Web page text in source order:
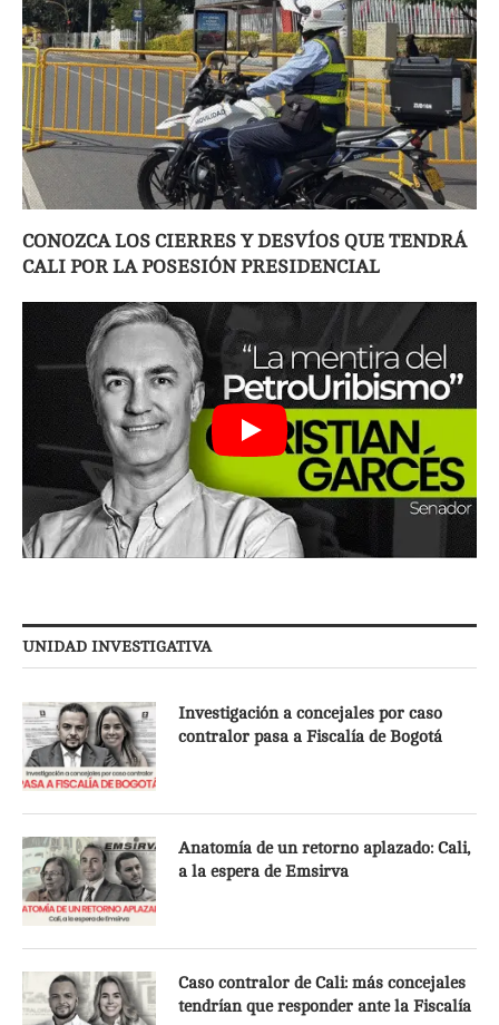
CONOZCA LOS CIERRES Y DESVÍOS QUE TENDRÁ
CALI POR LA POSESIÓN PRESIDENCIAL
UNIDAD INVESTIGATIVA
Investigación a concejales por caso
contralor pasa a Fiscalía de Bogotá
Anatomía de un retorno aplazado: Cali,
a la espera de Emsirva
Caso contralor de Cali: más concejales
tendrían que responder ante la Fiscalía